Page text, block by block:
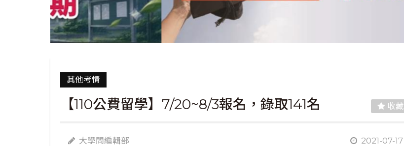
其他考情
【110公費留學】7/20~8/3報名，錄取141名 收藏
大學問編輯部
2021-07-17